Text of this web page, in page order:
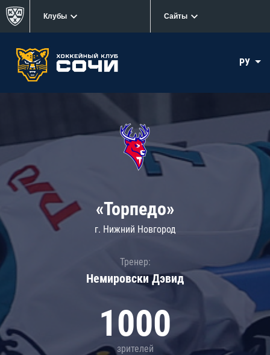
Клубы Сайты
РУ
«Торпедо»
г. Нижний Новгород
Тренер:
Немировски Дэвид
1000
зрителей